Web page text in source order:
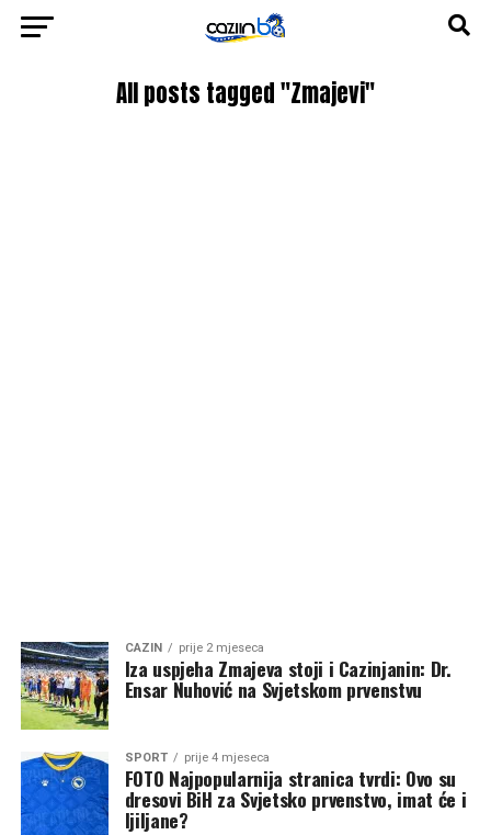
All posts tagged "Zmajevi"
CAZIN prije 2 mjeseca
Iza uspjeha Zmajeva stoji i Cazinjanin: Dr.
Ensar Nuhović na Svjetskom prvenstvu
SPORT prije 4 mjeseca
FOTO Najpopularnija stranica tvrdi: Ovo su
dresovi BiH za Svjetsko prvenstvo, imat će i
ljiljane?